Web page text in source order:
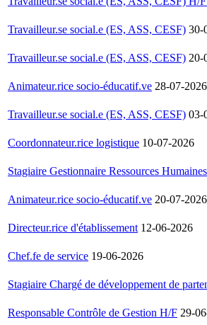
Travailleur.se social.e (ES, ASS, CESF) 30-
Travailleur.se social.e (ES, ASS, CESF) 20-
Animateur.rice socio-éducatif.ve 28-07-2026
Travailleur.se social.e (ES, ASS, CESF) 03-
Coordonnateur.rice logistique 10-07-2026
Stagiaire Gestionnaire Ressources
Animateur.rice socio-éducatif.ve 20-07-2026
Directeur.rice d'établissement 12-06-2026
Chef.fe de service 19-06-2026
Stagiaire Chargé de développement de
Responsable Contrôle de Gestion H/F 29-